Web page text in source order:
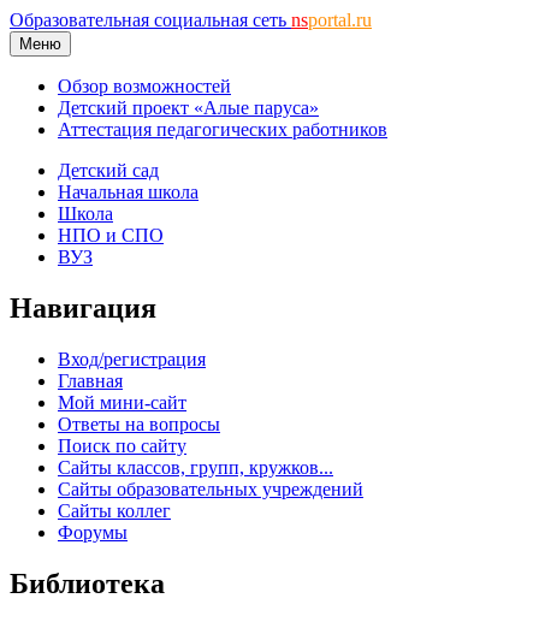
Образовательная социальная сеть nsportal.ru
Меню
Обзор возможностей
Детский проект «Алые паруса»
Аттестация педагогических работников
Детский сад
Начальная школа
Школа
НПО и СПО
ВУЗ
Навигация
Вход/регистрация
Главная
Мой мини-сайт
Ответы на вопросы
Поиск по сайту
Сайты классов, групп, кружков...
Сайты образовательных учреждений
Сайты коллег
Форумы
Библиотека